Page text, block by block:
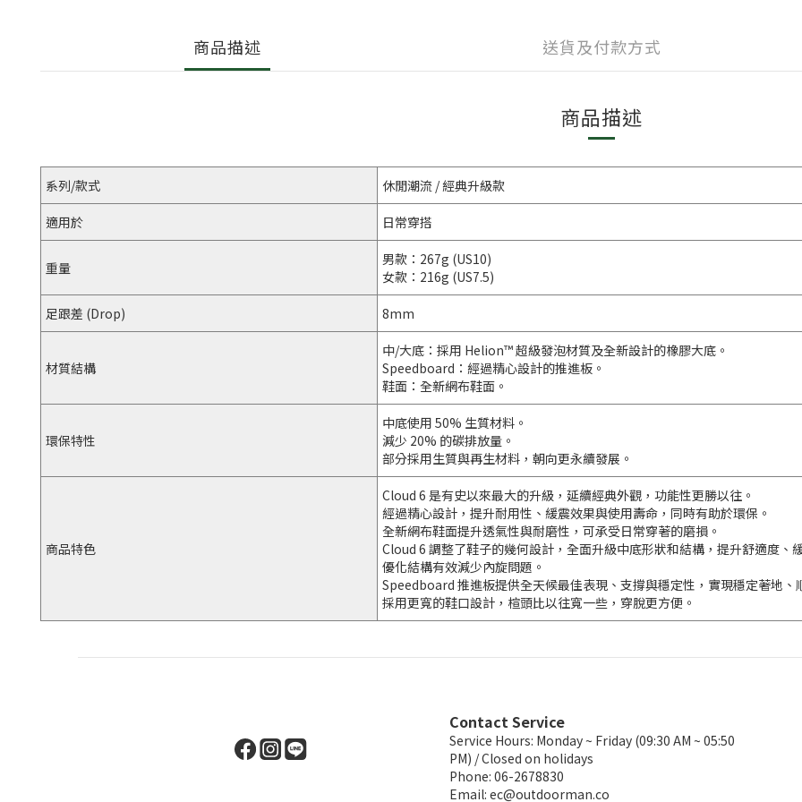
商品描述 送貨及付款方式
商品描述
系列/款式 休閒潮流 / 經典升級款
適用於 日常穿搭
重量
男款：267g (US10)
女款：216g (US7.5)
足跟差 (Drop) 8mm
材質結構
中/大底：採用 Helion™ 超級發泡材質及全新設計的橡膠大底。
Speedboard：經過精心設計的推進板。
鞋面：全新網布鞋面。
環保特性
中底使用 50% 生質材料。
減少 20% 的碳排放量。
部分採用生質與再生材料，朝向更永續發展。
商品特色
Cloud 6 是有史以來最大的升級，延續經典外觀，功能性更勝以往。
經過精心設計，提升耐用性、緩震效果與使用壽命，同時有助於環保。
全新網布鞋面提升透氣性與耐磨性，可承受日常穿著的磨損。
Cloud 6 調整了鞋子的幾何設計，全面升級中底形狀和結構，提升舒適度、
優化結構有效減少內旋問題。
Speedboard 推進板提供全天候最佳表現、支撐與穩定性，實現穩定著地、
採用更寬的鞋口設計，楦頭比以往寬一些，穿脫更方便。
Contact Service
Service Hours: Monday ~ Friday (09:30 AM ~ 05:50
PM) / Closed on holidays
Phone: 06-2678830
Email: ec@outdoorman.co